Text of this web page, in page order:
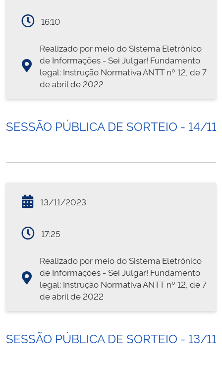
16:10
Realizado por meio do Sistema Eletrônico
de Informações - Sei Julgar! Fundamento
legal: Instrução Normativa ANTT nº 12, de 7
de abril de 2022
SESSÃO PÚBLICA DE SORTEIO - 14/
13/11/2023
17:25
Realizado por meio do Sistema Eletrônico
de Informações - Sei Julgar! Fundamento
legal: Instrução Normativa ANTT nº 12, de 7
de abril de 2022
SESSÃO PÚBLICA DE SORTEIO - 13/